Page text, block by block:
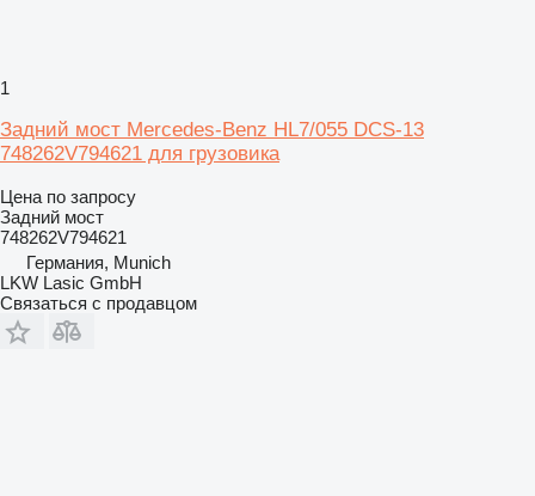
1
Задний мост Mercedes-Benz HL7/055 DCS-13
748262V794621 для грузовика
Цена по запросу
Задний мост
748262V794621
Германия, Munich
LKW Lasic GmbH
Связаться с продавцом